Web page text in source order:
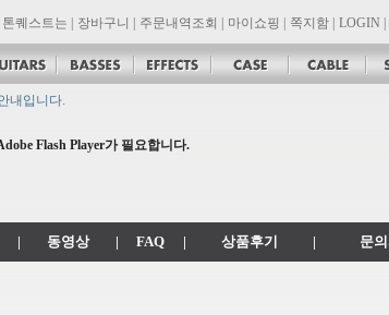
톤퀘스트는 장바구니 주문내역조회 마이쇼핑 쪽지함 LOGIN
내입니다.
었습니다. -> .com 에서 .co.kr 로 변경됩니다.
대리점 모집!! 그레치기타, 잭슨기타 한국 총판 톤퀘스트!!
Flash Player가 필요합니다.
| 동영상 | FAQ | 상품후기 | 문